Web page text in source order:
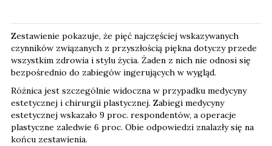
Zestawienie pokazuje, że pięć najczęściej wskazywanych
czynników związanych z przyszłością piękna dotyczy przede
wszystkim zdrowia i stylu życia. Żaden z nich nie odnosi się
bezpośrednio do zabiegów ingerujących w wygląd.
Różnica jest szczególnie widoczna w przypadku medycyny
estetycznej i chirurgii plastycznej. Zabiegi medycyny
estetycznej wskazało 9 proc. respondentów, a operacje
plastyczne zaledwie 6 proc. Obie odpowiedzi znalazły się na
końcu zestawienia.